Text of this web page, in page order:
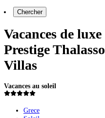
Chercher
Vacances de
Prestige
Villas
Vacances au soleil
Grece